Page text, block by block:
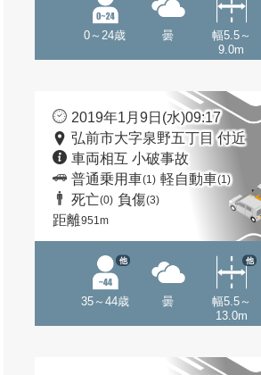
0～24歳 曇
幅5.5～
9.0m
2019年1月9日(水)09:17
弘前市大字泉野五丁目 付近
車両相互 小破事故
普通乗用車(1) 軽自動車(1)
死亡(0) 負傷(3)
距離951m
35～44歳
他
曇
幅5.5～
13.0m
他